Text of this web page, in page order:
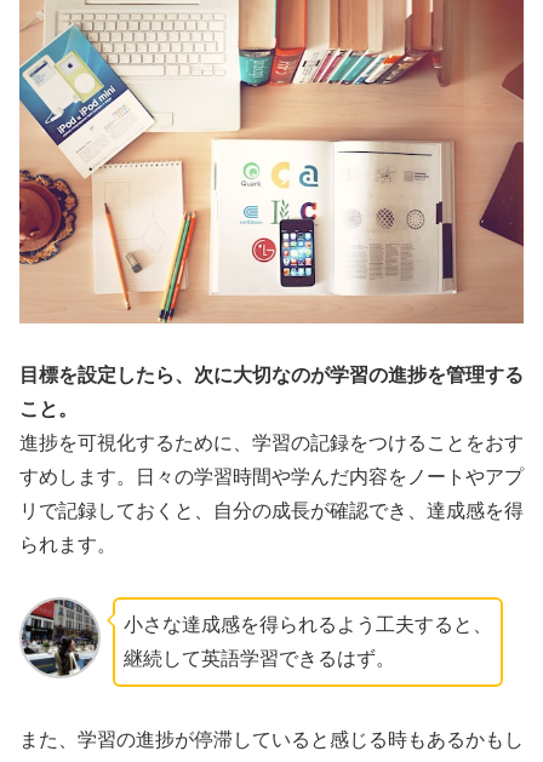
目標を設定したら、次に大切なのが学習の進捗を管理する
こと。
進捗を可視化するために、学習の記録をつけることをおす
すめします。日々の学習時間や学んだ内容をノートやアプ
リで記録しておくと、自分の成長が確認でき、達成感を得
られます。
小さな達成感を得られるよう工夫すると、
継続して英語学習できるはず。
また、学習の進捗が停滞していると感じる時もあるかもし